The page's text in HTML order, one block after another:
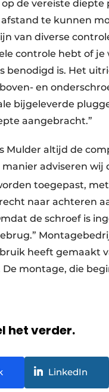
de vereiste
te kunnen
van diverse
controle hebt of
benodigd is. Het
en
bijgeleverde
aangebracht.”
Mulder altijd de
adviseren
toegepast,
naar achteren
de schroef is
heeft gemaakt
montage, die
het verder.
LinkedIn